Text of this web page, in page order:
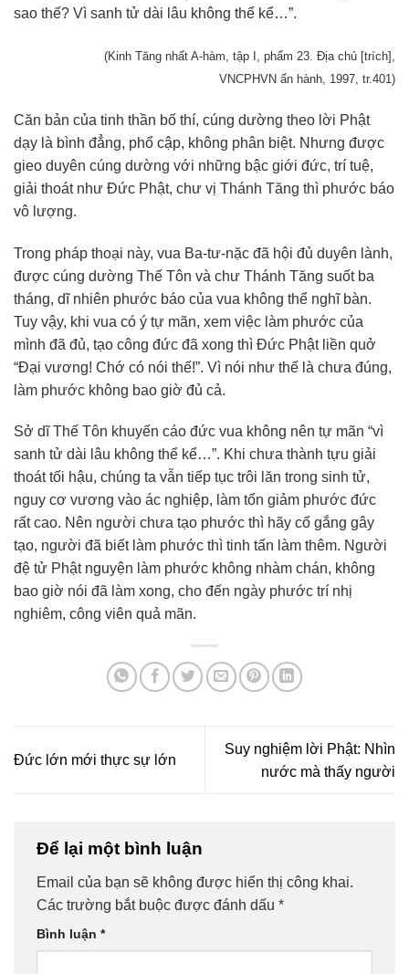
sao thế? Vì sanh tử dài lâu không thể kể…”.
(Kinh Tăng nhất A-hàm, tập I, phẩm 23. Địa chủ [trích],
VNCPHVN ấn hành, 1997, tr.401)
Căn bản của tinh thần bố thí, cúng dường theo lời Phật
dạy là bình đẳng, phổ cập, không phân biệt. Nhưng được
gieo duyên cúng dường với những bậc giới đức, trí tuệ,
giải thoát như Đức Phật, chư vị Thánh Tăng thì phước báo
vô lượng.
Trong pháp thoại này, vua Ba-tư-nặc đã hội đủ duyên lành,
được cúng dường Thế Tôn và chư Thánh Tăng suốt ba
tháng, dĩ nhiên phước báo của vua không thể nghĩ bàn.
Tuy vậy, khi vua có ý tự mãn, xem việc làm phước của
mình đã đủ, tạo công đức đã xong thì Đức Phật liền quở
“Đại vương! Chớ có nói thế!”. Vì nói như thế là chưa đúng,
làm phước không bao giờ đủ cả.
Sở dĩ Thế Tôn khuyến cáo đức vua không nên tự mãn “vì
sanh tử dài lâu không thể kể…”. Khi chưa thành tựu giải
thoát tối hậu, chúng ta vẫn tiếp tục trôi lăn trong sinh tử,
nguy cơ vương vào ác nghiệp, làm tổn giảm phước đức
rất cao. Nên người chưa tạo phước thì hãy cố gắng gây
tạo, người đã biết làm phước thì tinh tấn làm thêm. Người
đệ tử Phật nguyện làm phước không nhàm chán, không
bao giờ nói đã làm xong, cho đến ngày phước trí nhị
nghiêm, công viên quả mãn.
Đức lớn mới thực sự lớn
Suy nghiệm lời Phật: Nhìn
nước mà thấy người
Để lại một bình luận
Email của bạn sẽ không được hiển thị công khai.
Các trường bắt buộc được đánh dấu *
Bình luận *